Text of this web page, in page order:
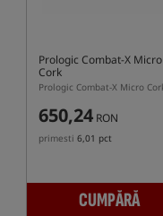
Prologic Combat-X Micro
Cork
650,24 RON
primesti 6,01 pct
CUMPĂRĂ